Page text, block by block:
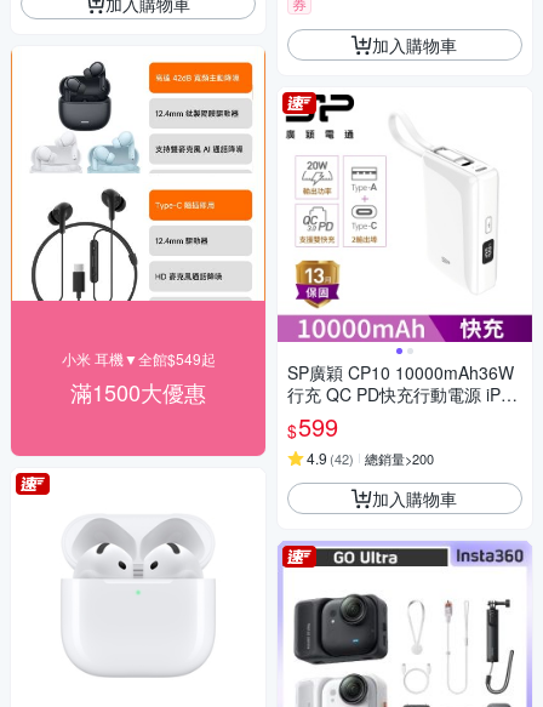
小米 耳機▼全館$549起
滿1500大優惠
加入購物車
SP廣穎 CP10 10000mAh36W
行充 QC PD快充行動電源 iPho
ne Android 黑/白/金/紫
$599
4.9 (42) 總銷量>200
加入購物車